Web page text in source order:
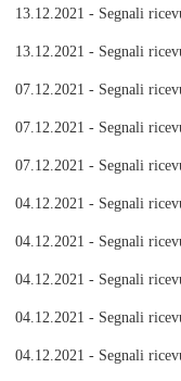
13.12.2021 - Segnali
13.12.2021 - Segnali
07.12.2021 - Segnali
07.12.2021 - Segnali
07.12.2021 - Segnali
04.12.2021 - Segnali
04.12.2021 - Segnali
04.12.2021 - Segnali
04.12.2021 - Segnali
04.12.2021 - Segnali